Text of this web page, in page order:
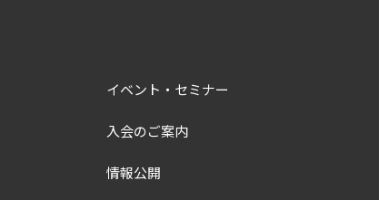
イベント・セミナー
入会のご案内
情報公開